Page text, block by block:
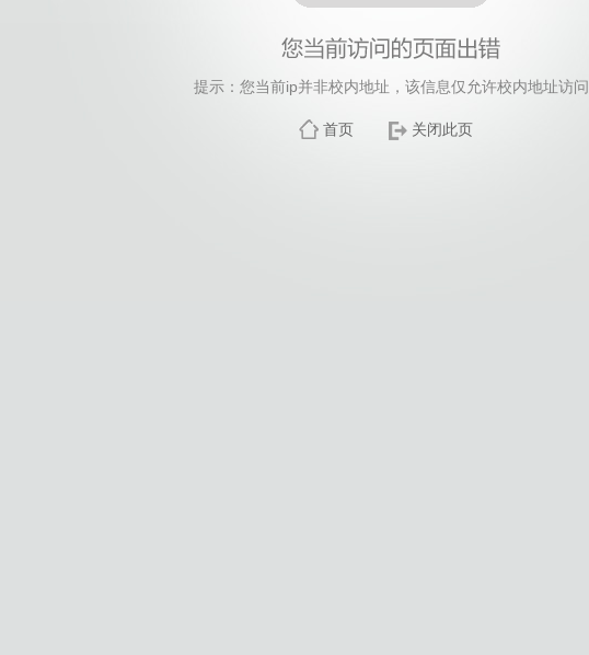
提示：您当前ip并非校内地址，该信息仅允许校内地址访问
首页 关闭此页